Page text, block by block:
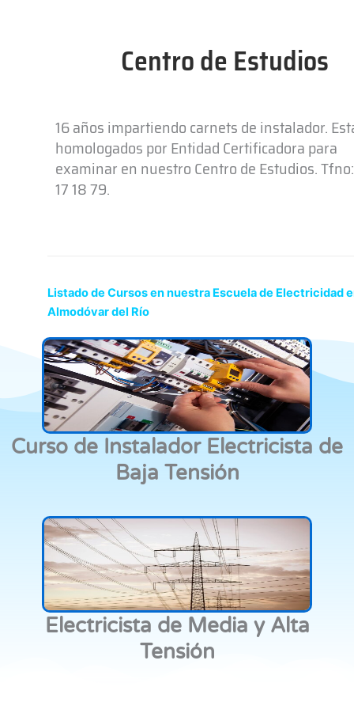
Centro de Estudios
16 años impartiendo carnets de instalador.
homologados por Entidad Certificadora para
examinar en nuestro Centro de Estudios.
17 18 79.
Listado de Cursos en nuestra Escuela de Electricidad
Almodóvar del Río
Curso de Instalador Electricista de
Baja Tensión
Electricista de Media y Alta
Tensión